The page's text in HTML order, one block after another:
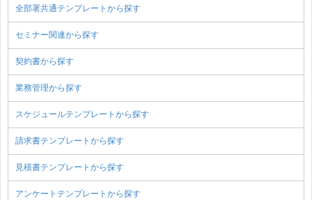
全部署共通テンプレートから探す
セミナー関連から探す
契約書から探す
業務管理から探す
スケジュールテンプレートから探す
請求書テンプレートから探す
見積書テンプレートから探す
アンケートテンプレートから探す